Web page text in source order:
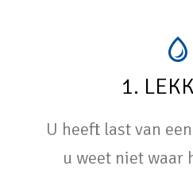
1.
U heeft last van
u weet niet waar